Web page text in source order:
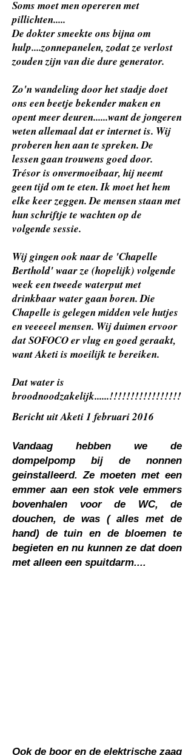
Soms moet men opereren met
pillichten.....
De dokter smeekte ons bijna om
hulp....zonnepanelen, zodat ze verlost
zouden zijn van die dure generator.
Zo'n wandeling door het stadje doet
ons een beetje bekender maken en
opent meer deuren......want de jongeren
weten allemaal dat er internet is. Wij
proberen hen aan te spreken. De
lessen gaan trouwens goed door.
Trésor is onvermoeibaar, hij neemt
geen tijd om te eten. Ik moet het hem
elke keer zeggen. De mensen staan met
hun schriftje te wachten op de
volgende sessie.
Wij gingen ook naar de 'Chapelle
Berthold' waar ze (hopelijk) volgende
week een tweede waterput met
drinkbaar water gaan boren. Die
Chapelle is gelegen midden vele hutjes
en veeeeel mensen. Wij duimen ervoor
dat SOFOCO er vlug en goed geraakt,
want Aketi is moeilijk te bereiken.
Dat water is
broodnoodzakelijk......!!!!!!!!!!!!!!!!!
Bericht uit Aketi 1 februari 2016
Vandaag hebben we de
dompelpomp bij de nonnen
geinstalleerd. Ze moeten met een
emmer aan een stok vele emmers
bovenhalen voor de WC, de
douchen, de was ( alles met de
hand) de tuin en de bloemen te
begieten en nu kunnen ze dat doen
met alleen een spuitdarm....
Ook de boor en de elektrische zaag